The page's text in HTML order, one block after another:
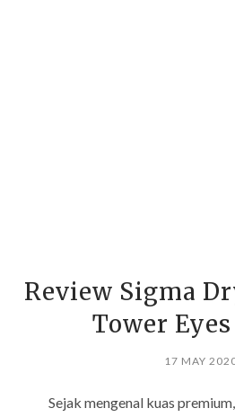
Review Sigma
Tower
17 MAY
Sejak mengenal kuas